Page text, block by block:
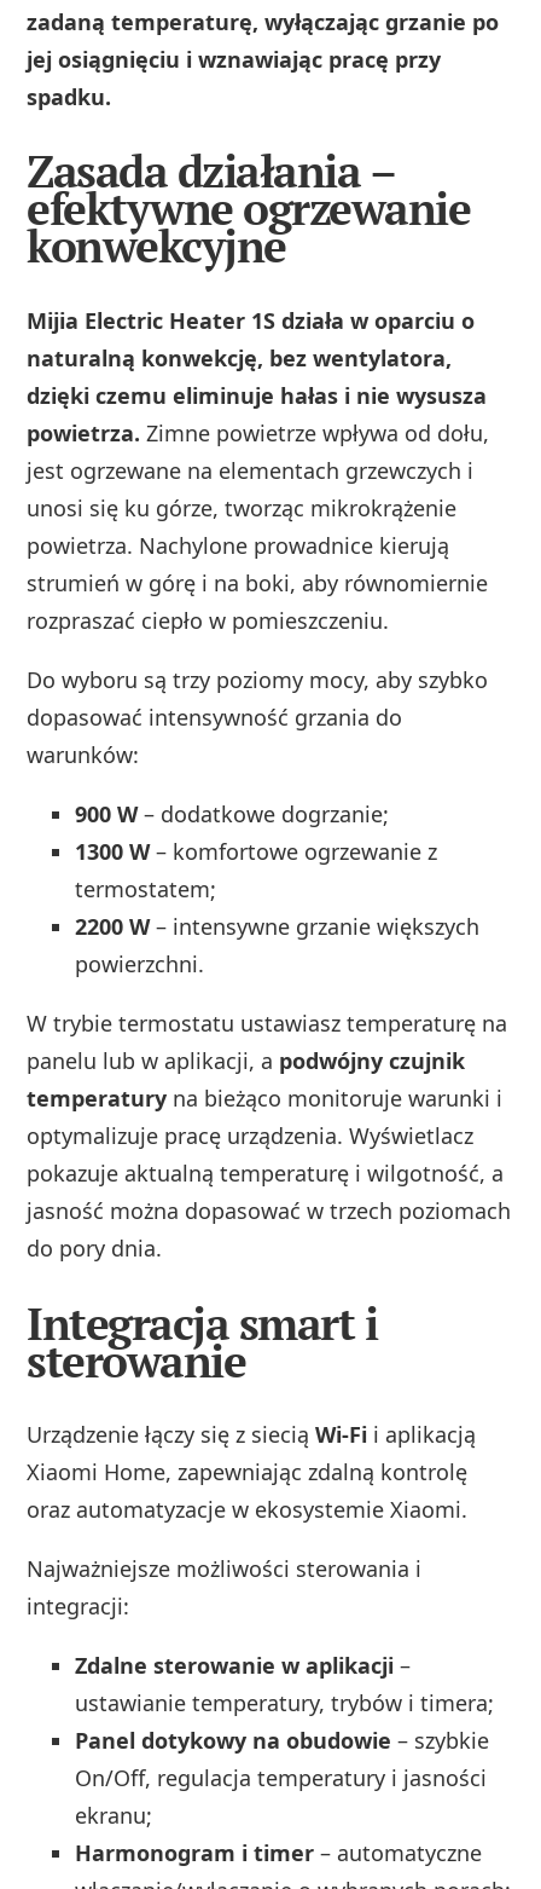
zadaną temperaturę, wyłączając grzanie po
jej osiągnięciu i wznawiając pracę przy
spadku.
Zasada działania –
efektywne ogrzewanie
konwekcyjne
Mijia Electric Heater 1S działa w oparciu o
naturalną konwekcję, bez wentylatora,
dzięki czemu eliminuje hałas i nie wysusza
powietrza. Zimne powietrze wpływa od dołu,
jest ogrzewane na elementach grzewczych i
unosi się ku górze, tworząc mikrokrążenie
powietrza. Nachylone prowadnice kierują
strumień w górę i na boki, aby równomiernie
rozpraszać ciepło w pomieszczeniu.
Do wyboru są trzy poziomy mocy, aby szybko
dopasować intensywność grzania do
warunków:
900 W– dodatkowe dogrzanie;
1300 W– komfortowe ogrzewanie z
termostatem;
2200 W– intensywne grzanie większych
powierzchni.
W trybie termostatu ustawiasz temperaturę na
panelu lub w aplikacji, a podwójny czujnik
temperatury na bieżąco monitoruje warunki i
optymalizuje pracę urządzenia. Wyświetlacz
pokazuje aktualną temperaturę i wilgotność, a
jasność można dopasować w trzech poziomach
do pory dnia.
Integracja smart i
sterowanie
Urządzenie łączy się z sieciąWi‑Fi i aplikacją
Xiaomi Home, zapewniając zdalną kontrolę
oraz automatyzacje w ekosystemie Xiaomi.
Najważniejsze możliwości sterowania i
integracji:
Zdalne sterowanie w aplikacji –
ustawianie temperatury, trybów i timera;
Panel dotykowy na obudowie – szybkie
On/Off, regulacja temperatury i jasności
ekranu;
Harmonogram i timer – automatyczne